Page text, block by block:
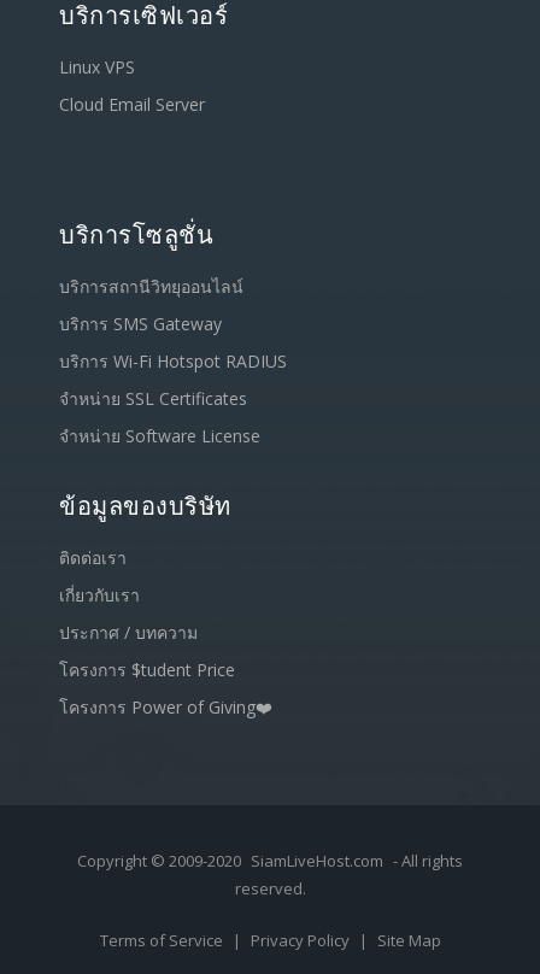
บริการเซิฟเวอร์
Linux VPS
Cloud Email Server
บริการโซลูชั่น
บริการสถานีวิทยุออนไลน์
บริการ SMS Gateway
บริการ Wi-Fi Hotspot RADIUS
จำหน่าย SSL Certificates
จำหน่าย Software License
ข้อมูลของบริษัท
ติดต่อเรา
เกี่ยวกับเรา
ประกาศ / บทความ
โครงการ $tudent Price
โครงการ Power of Giving❤️
Copyright © 2009-2020 SiamLiveHost.com - All rights
reserved.
Terms of Service | Privacy Policy | Site Map